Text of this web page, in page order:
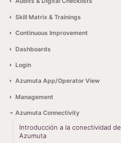
Skill Matrix & Trainings
Continuous Improvement
Dashboards
Login
Azumuta App/Operator View
Management
Azumuta Connectivity
Introducción a la conectividad de
Azumuta